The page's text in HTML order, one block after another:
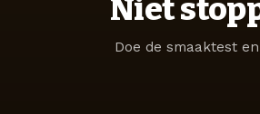
Niet
Doe de smaaktest